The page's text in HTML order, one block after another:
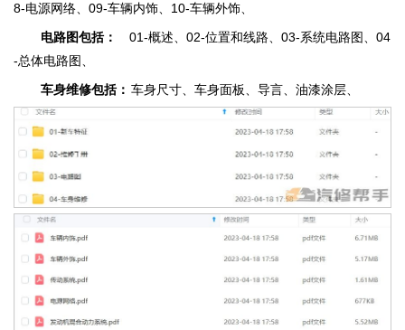
8-电源网络、09-车辆内饰、10-车辆外饰、
电路图包括：
01-概述、02-位置和线路、03-系统电路图、04
-总体电路图、
车身维修包括： 车身尺寸、车身面板、导言、油漆涂层、